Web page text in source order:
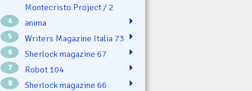
Montecristo Project / 2
4 ənima
5 Writers Magazine Italia 73
6 Sherlock magazine 67
7 Robot 104
8 Sherlock magazine 66